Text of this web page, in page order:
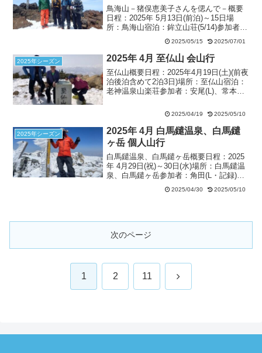
鳥海山－猪俣恵美子さんを偲んで－概要
日程：2025年 5月13日(前泊)～15日場
所：鳥海山宿泊：鉾立山荘(5/14)参加者：
室岡(L)、野村(記録)、藤澤(食担)、小見山
(ゲスト 会計) 5月13日(火) 道の駅鳥海郷
天候：晴れ 午前10...
2025/05/15 2025/07/01
2025年シーズン 2025年 4月 至仏山 会山行
至仏山概要日程：2025年4月19日(土)(前夜
泊後泊含めて2泊3日)場所：至仏山宿泊：
老神温泉山楽荘参加者：安尾(L)、常本、
9:50鳩待峠 … 12:55〜13:50至仏山頂 ー
2025/04/19 2025/05/10
2025年シーズン
2025年 4月 白馬鑓温泉、白馬鑓
ヶ岳 個人山行
白馬鑓温泉、白馬鑓ヶ岳概要日程：2025
年 4月29日(祝)～30日(水)場所：白馬鑓温
泉、白馬鑓ヶ岳参加者：角田(L・記録)、
りのち雪二股8:10＝猿倉8:30…小日向の
2025/04/30 2025/05/10
次のページ
1 2 11 次